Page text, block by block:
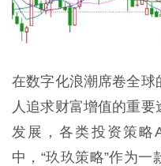
在数字化浪潮席卷全球
人追求财富增值的重
发展，各类投资策略
中，“玖玖策略”作为一